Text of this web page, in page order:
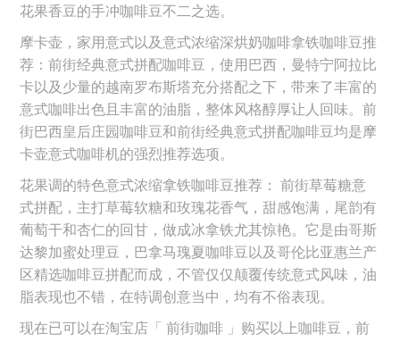
花果香豆的手冲咖啡豆不二之选。
摩卡壶，家用意式以及意式浓缩深烘奶咖啡拿铁咖啡豆推
荐：前街经典意式拼配咖啡豆，使用巴西，曼特宁阿拉比
卡以及少量的越南罗布斯塔充分搭配之下，带来了丰富的
意式咖啡出色且丰富的油脂，整体风格醇厚让人回味。前
街巴西皇后庄园咖啡豆和前街经典意式拼配咖啡豆均是摩
卡壶意式咖啡机的强烈推荐选项。
花果调的特色意式浓缩拿铁咖啡豆推荐： 前街草莓糖意
式拼配，主打草莓软糖和玫瑰花香气，甜感饱满，尾韵有
葡萄干和杏仁的回甘，做成冰拿铁尤其惊艳。它是由哥斯
达黎加蜜处理豆，巴拿马瑰夏咖啡豆以及哥伦比亚惠兰产
区精选咖啡豆拼配而成，不管仅仅颠覆传统意式风味，油
脂表现也不错，在特调创意当中，均有不俗表现。
现在已可以在淘宝店「 前街咖啡 」购买以上咖啡豆，前